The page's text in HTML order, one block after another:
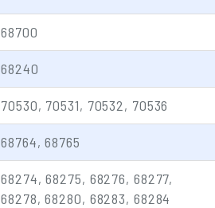
68700
68240
70530, 70531, 70532, 70536
68764, 68765
68274, 68275, 68276, 68277,
68278, 68280, 68283, 68284